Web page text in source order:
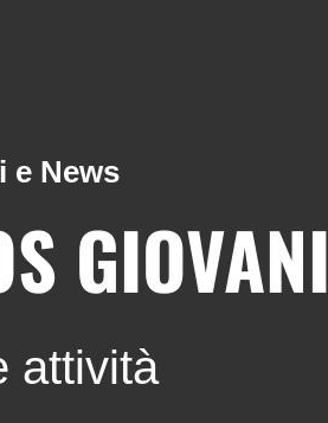
e News
GIOVANI
attività